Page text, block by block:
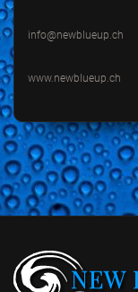
info@newblueup.ch
www.newblueup.ch